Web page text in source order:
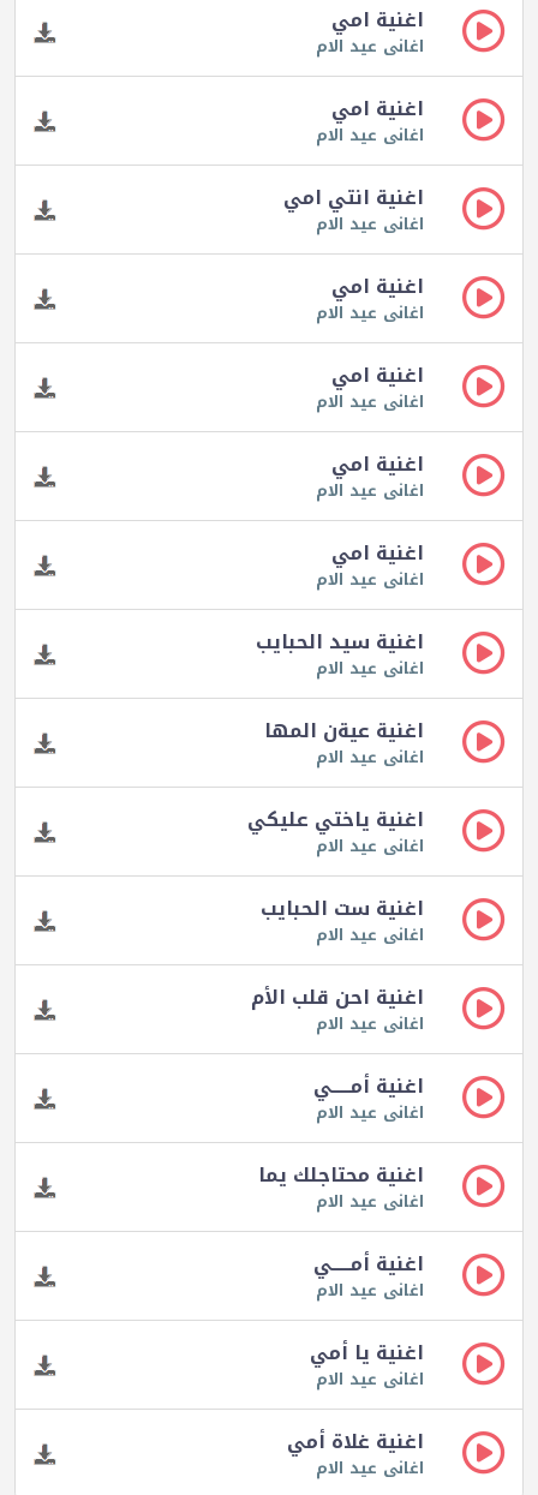
اغنية امي
اغانى عيد الام
اغنية امي
اغانى عيد الام
اغنية انتي امي
اغانى عيد الام
اغنية امي
اغانى عيد الام
اغنية امي
اغانى عيد الام
اغنية امي
اغانى عيد الام
اغنية امي
اغانى عيد الام
اغنية سيد الحبايب
اغانى عيد الام
اغنية عيةن المها
اغانى عيد الام
اغنية ياختي عليكي
اغانى عيد الام
اغنية ست الحبايب
اغانى عيد الام
اغنية احن قلب الأم
اغانى عيد الام
اغنية أمـــــي
اغانى عيد الام
اغنية محتاجلك يما
اغانى عيد الام
اغنية أمـــــي
اغانى عيد الام
اغنية يا أمي
اغانى عيد الام
اغنية غلاة أمي
اغانى عيد الام